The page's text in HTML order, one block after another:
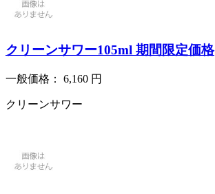
クリーンサワー105ml 期間限定価格
一般価格： 6,160 円
クリーンサワー